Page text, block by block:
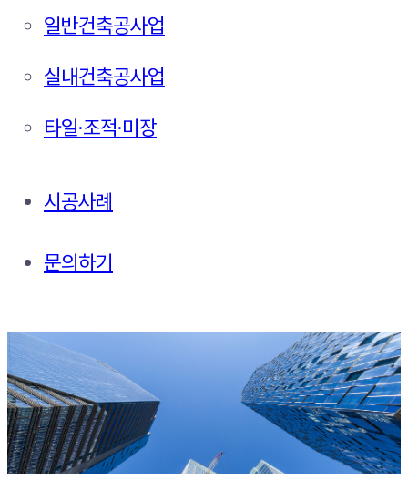
일반건축공사업
실내건축공사업
타일·조적·미장
시공사례
문의하기